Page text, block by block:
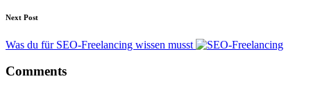
Next Post
Was du für SEO-Freelancing wissen musst
Comments